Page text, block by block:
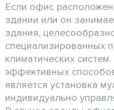
Если офис
здании или он
здания,
специализированных
климатических
эффективных
является установка
индивидуально